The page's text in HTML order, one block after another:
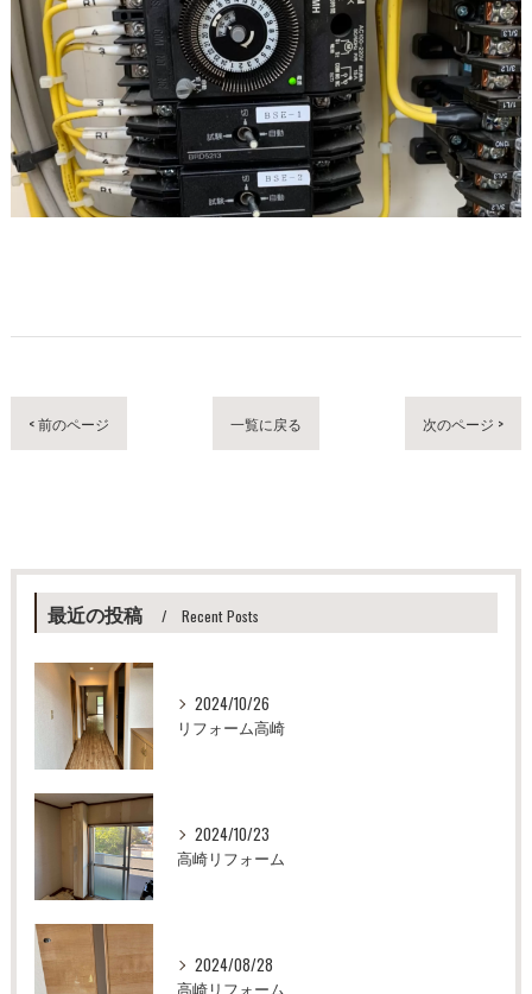
< 前のページ 一覧に戻る 次のページ >
最近の投稿 Recent Posts
2024/10/26
リフォーム高崎
2024/10/23
高崎リフォーム
2024/08/28
高崎リフォーム